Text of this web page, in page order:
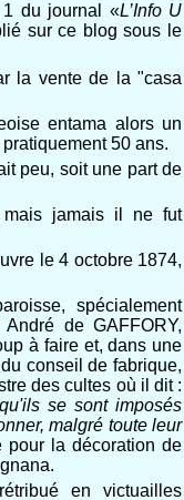
1 du journal «L’Info U
sur ce blog sous le
la vente de la "casa
entama alors un
50 ans.
peu, soit une part de
mais jamais il ne fut
le 4 octobre 1874,
spécialement
de GAFFORY,
à faire et, dans une
conseil de fabrique,
des cultes où il dit :
se sont imposés
malgré toute leur
pour la décoration de
en victuailles